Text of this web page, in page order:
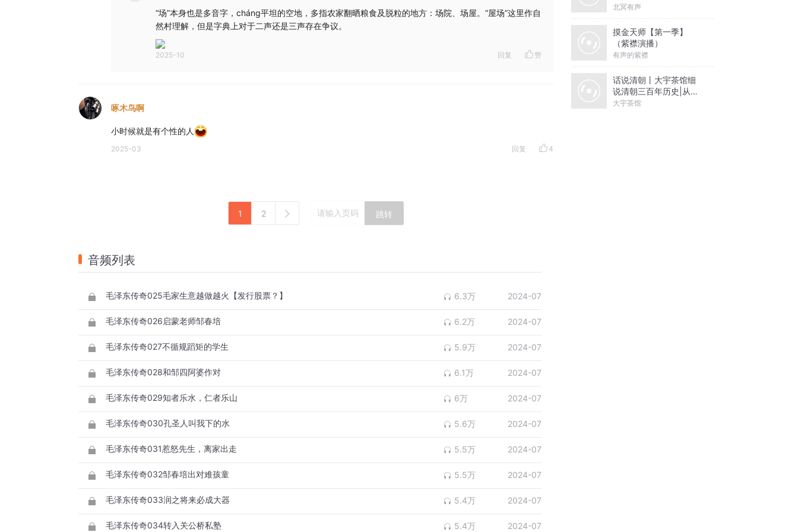
“场”本身也是多音字，cháng平坦的空地，多指农家翻晒粮食及脱粒的地方：场院、场屋。“屋场”这里作自
然村理解，但是字典上对于二声还是三声存在争议。
2025-10 回复 赞
啄木鸟啊
小时候就是有个性的人
2025-03 回复 4
1 2 跳转
音频列表
毛泽东传奇025毛家生意越做越火【发行股票？】 6.3万 2024-07
毛泽东传奇026启蒙老师邹春培 6.2万 2024-07
毛泽东传奇027不循规蹈矩的学生 5.9万 2024-07
毛泽东传奇028和邹四阿婆作对 6.1万 2024-07
毛泽东传奇029知者乐水，仁者乐山 6万 2024-07
毛泽东传奇030孔圣人叫我下的水 5.6万 2024-07
毛泽东传奇031惹怒先生，离家出走 5.5万 2024-07
毛泽东传奇032邹春培出对难孩童 5.5万 2024-07
毛泽东传奇033润之将来必成大器 5.4万 2024-07
毛泽东传奇034转入关公桥私塾 5.4万 2024-07
北冥有声
摸金天师【第一季】
（紫襟演播）
有声的紫襟
话说清朝丨大宇茶馆细
说清朝三百年历史|从努
尔哈赤到末代皇帝溥仪|
大宇茶馆